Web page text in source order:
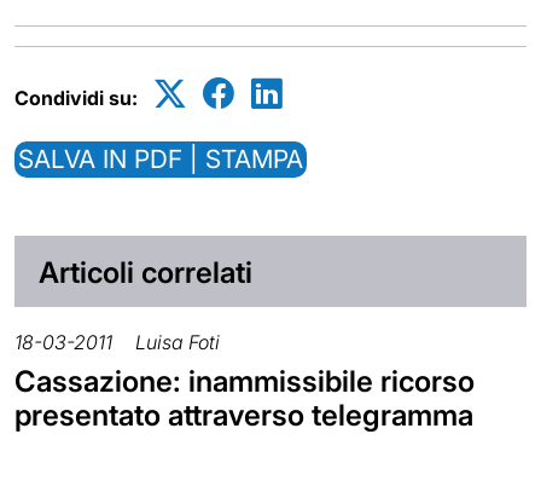
Condividi su:
SALVA IN PDF | STAMPA
Articoli correlati
18-03-2011 Luisa Foti
Cassazione: inammissibile ricorso
presentato attraverso telegramma